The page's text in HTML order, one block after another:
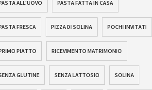
ALL'UOVO PASTA FATTA IN CASA
FRESCA PIZZA DI SOLINA POCHI INVITATI
PIATTO RICEVIMENTO MATRIMONIO
GLUTINE SENZA LATTOSIO SOLINA